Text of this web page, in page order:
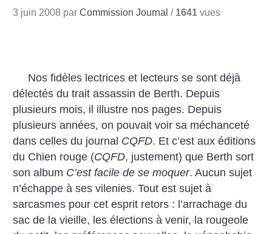
3 juin 2008 parCommission Journal / 1641 vues
Nos fidèles lectrices et lecteurs se sont déjà
délectés du trait assassin de Berth. Depuis
plusieurs mois, il illustre nos pages. Depuis
plusieurs années, on pouvait voir sa méchanceté
dans celles du journal CQFD. Et c’est aux éditions
du Chien rouge (CQFD, justement) que Berth sort
son album C’est facile de se moquer. Aucun sujet
n’échappe à ses vilenies. Tout est sujet à
sarcasmes pour cet esprit retors : l’arrachage du
sac de la vieille, les élections à venir, la rougeole